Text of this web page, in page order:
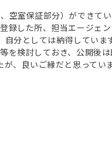
空室保証部分）ができて
録した所、担当エージェ
分としては納得してい
を検討しておき、公開後
、良いご縁だと思って